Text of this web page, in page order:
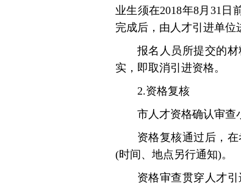
业生须在2018年8月31日
完成后，由人才引进单位
报名人员所提交的
实，即取消引进资格。
2.资格复核
市人才资格确认审查
资格复核通过后，
(时间、地点另行通知)。
资格审查贯穿人才